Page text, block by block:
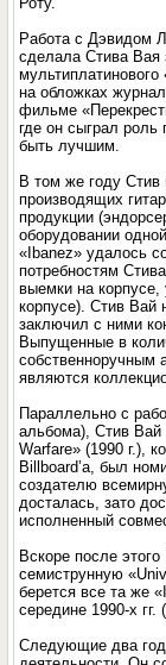
Работа с Дэвидом
сделала Стива Вая
на обложках
фильме
где он сыграл роль
быть лучшим.
В том же году
производящих
продукции
оборудовании
«Ibanez» удалось
потребностям
выемки на корпусе,
корпусе). Стив Вай
заключил с ними
Выпущенные в
собственноручным
являются
Параллельно с
альбома), Стив Вай
Warfare» (1990 г.),
Billboard’a, был
создателю
досталась, зато
исполненный
Вскоре после
семиструнную
берется все та же
середине 1990-х
Следующие два